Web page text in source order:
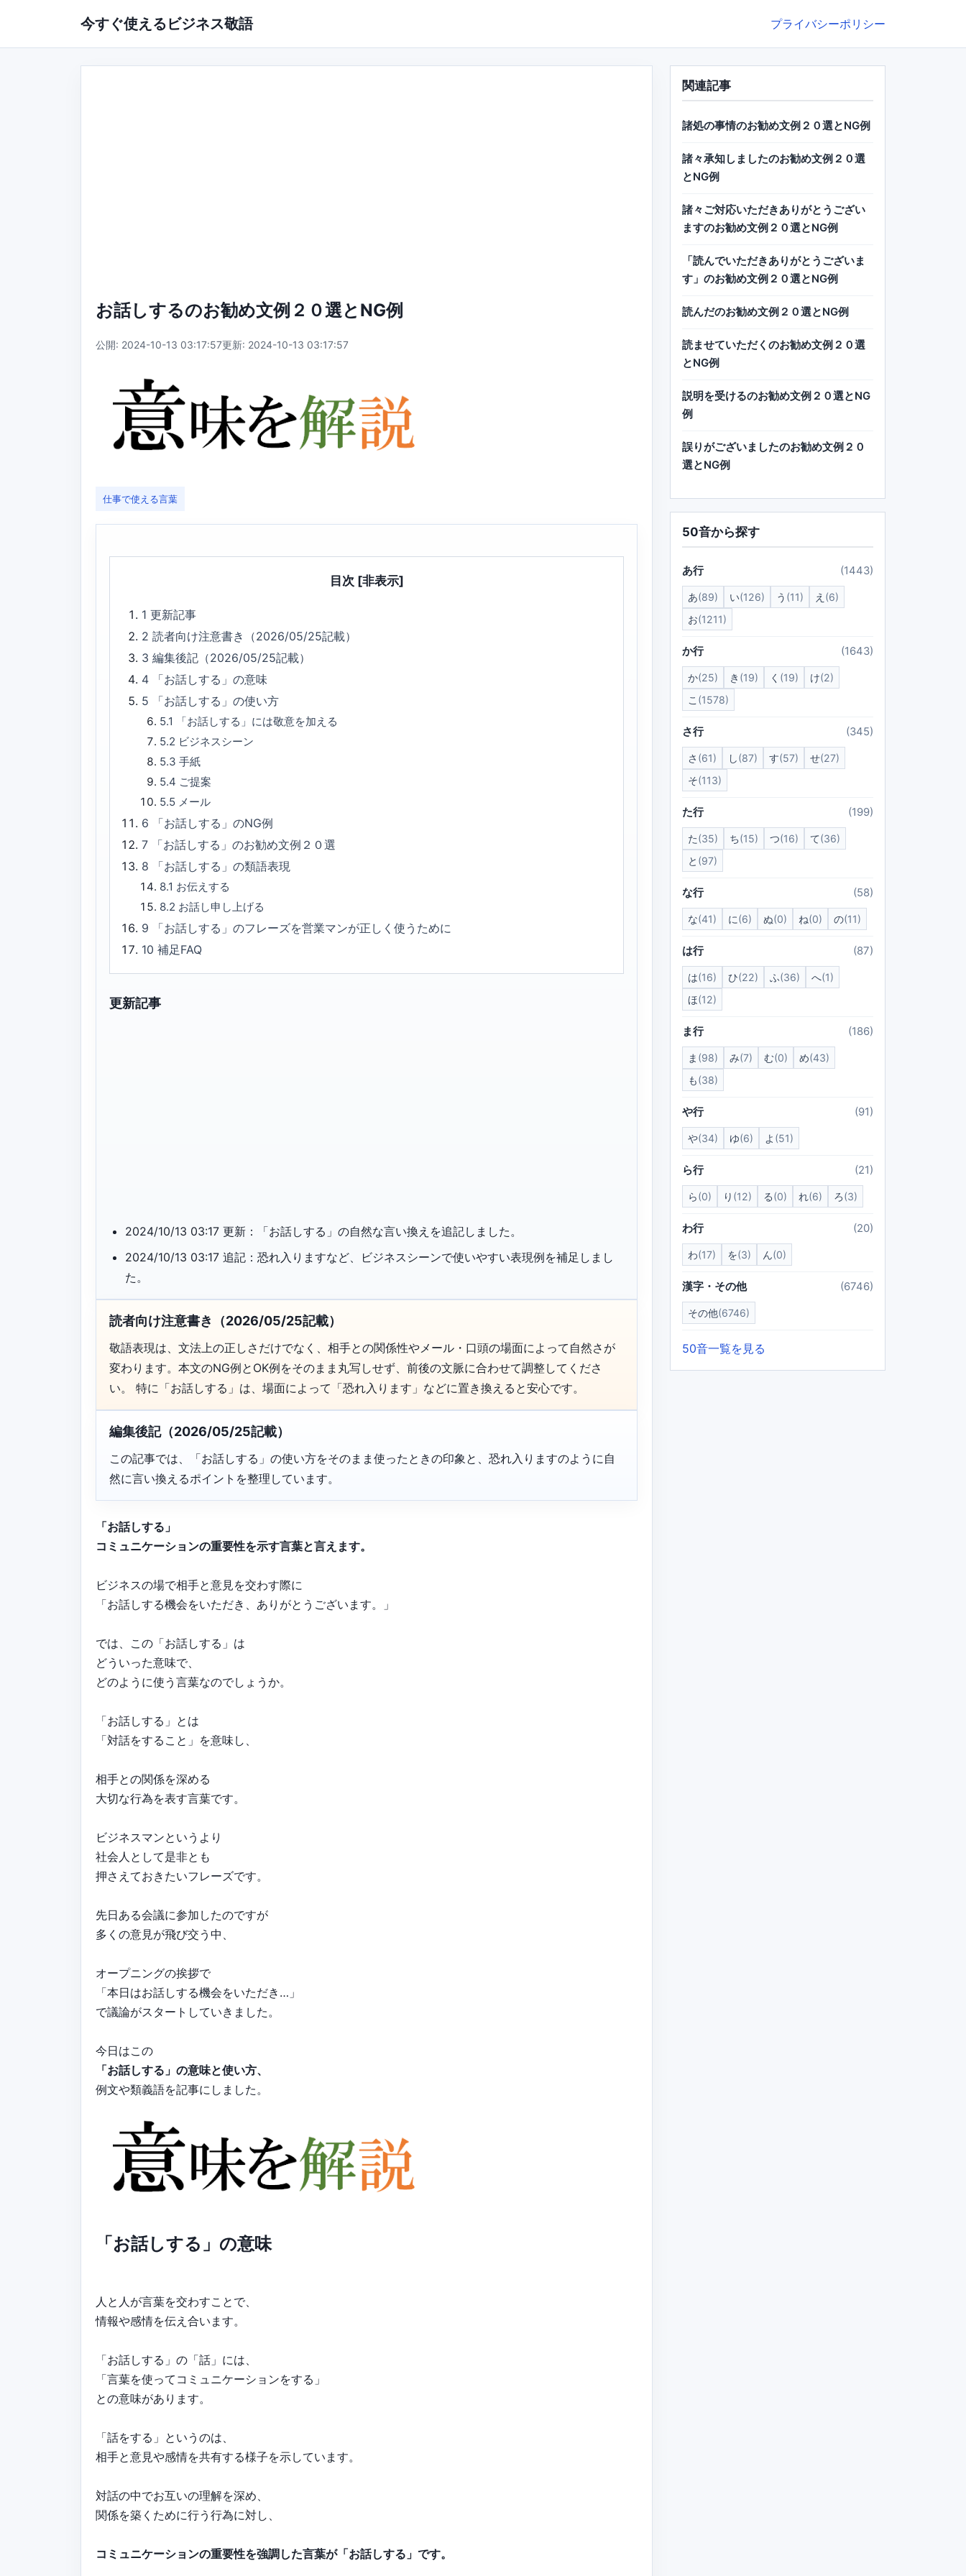
今すぐ使えるビジネス敬語 プライバシーポリシー
お話しするのお勧め文例２０選とNG例
公開: 2024-10-13 03:17:57更新: 2024-10-13 03:17:57
仕事で使える言葉
目次 [非表示]
1更新記事
2読者向け注意書き（2026/05/25記載）
3編集後記（2026/05/25記載）
4
「お話しする」の意味
5
「お話しする」の使い方
5.1
「お話しする」には敬意を加える
5.2 ビジネスシーン
5.3 手紙
5.4 ご提案
5.5 メール
6
「お話しする」のNG例
7
「お話しする」のお勧め文例２０選
8
「お話しする」の類語表現
8.1 お伝えする
8.2 お話し申し上げる
9
「お話しする」のフレーズを営業マンが正しく使うために
10補足FAQ
更新記事
2024/10/13 03:17 更新：「お話しする」の自然な言い換えを追記しました。
2024/10/13 03:17 追記：恐れ入りますなど、ビジネスシーンで使いやすい表現例を補足しまし
た。
読者向け注意書き（2026/05/25記載）
敬語表現は、文法上の正しさだけでなく、相手との関係性やメール・口頭の場面によって自然さが
変わります。本文のNG例とOK例をそのまま丸写しせず、前後の文脈に合わせて調整してくださ
い。 特に「お話しする」は、場面によって「恐れ入ります」などに置き換えると安心です。
編集後記（2026/05/25記載）
この記事では、「お話しする」の使い方をそのまま使ったときの印象と、恐れ入りますのように自
然に言い換えるポイントを整理しています。
「お話しする」
コミュニケーションの重要性を示す言葉と言えます。
ビジネスの場で相手と意見を交わす際に
「お話しする機会をいただき、ありがとうございます。」
では、この「お話しする」は
どういった意味で、
どのように使う言葉なのでしょうか。
「お話しする」とは
「対話をすること」を意味し、
相手との関係を深める
大切な行為を表す言葉です。
ビジネスマンというより
社会人として是非とも
押さえておきたいフレーズです。
先日ある会議に参加したのですが
多くの意見が飛び交う中、
オープニングの挨拶で
「本日はお話しする機会をいただき…」
で議論がスタートしていきました。
今日はこの
「お話しする」の意味と使い方、
例文や類義語を記事にしました。
「お話しする」の意味
人と人が言葉を交わすことで、
情報や感情を伝え合います。
「お話しする」の「話」には、
「言葉を使ってコミュニケーションをする」
との意味があります。
「話をする」というのは、
相手と意見や感情を共有する様子を示しています。
対話の中でお互いの理解を深め、
関係を築くために行う行為に対し、
コミュニケーションの重要性を強調した言葉が「お話しする」です。
関連記事
諸処の事情のお勧め文例２０選とNG例
諸々承知しましたのお勧め文例２０選
とNG例
諸々ご対応いただきありがとうござい
ますのお勧め文例２０選とNG例
「読んでいただきありがとうございま
す」のお勧め文例２０選とNG例
読んだのお勧め文例２０選とNG例
読ませていただくのお勧め文例２０選
とNG例
説明を受けるのお勧め文例２０選とNG
例
誤りがございましたのお勧め文例２０
選とNG例
50音から探す
あ行 (1443)
あ(89) い(126) う (11) え (6)
お(1211)
か行 (1643)
か(25) き (19) く (19) け(2)
こ (1578)
さ行 (345)
さ (61) し(87) す(57) せ(27)
そ(113)
た行 (199)
た(35) ち(15) つ(16) て(36)
と (97)
な行 (58)
な(41) に(6) ぬ(0) ね(0) の(11)
は行 (87)
は(16) ひ(22) ふ(36) へ(1)
ほ(12)
ま行 (186)
ま (98) み(7) む(0) め(43)
も(38)
や行 (91)
や(34) ゆ(6) よ (51)
ら行 (21)
ら(0) り (12) る(0) れ(6) ろ(3)
わ行 (20)
わ(17) を(3) ん(0)
漢字・その他 (6746)
その他(6746)
50音一覧を見る